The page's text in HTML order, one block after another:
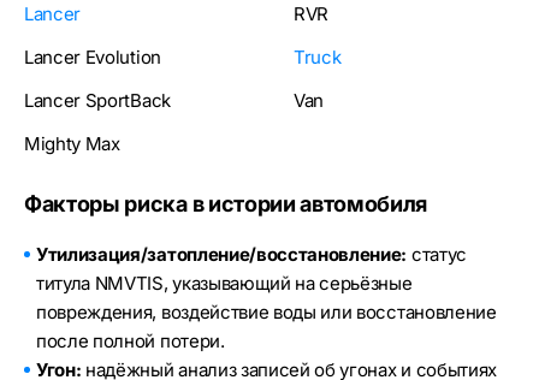
Lancer
Lancer Evolution
Lancer SportBack
Mighty Max
RVR
Truck
Van
Факторы риска в истории автомобиля
Утилизация/затопление/восстановление: статус
титула NMVTIS, указывающий на серьёзные
повреждения, воздействие воды или восстановление
после полной потери.
Угон: надёжный анализ записей об угонах и событиях